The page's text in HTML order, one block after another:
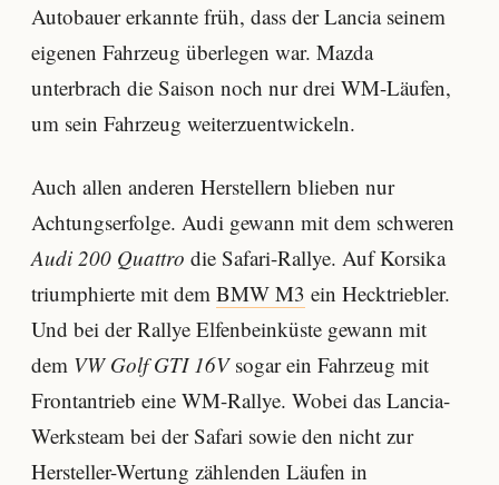
Autobauer erkannte früh, dass der Lancia seinem
eigenen Fahrzeug überlegen war. Mazda
unterbrach die Saison noch nur drei WM-Läufen,
um sein Fahrzeug weiterzuentwickeln.
Auch allen anderen Herstellern blieben nur
Achtungserfolge. Audi gewann mit dem schweren
Audi 200 Quattro die Safari-Rallye. Auf Korsika
triumphierte mit dem BMW M3 ein Hecktriebler.
Und bei der Rallye Elfenbeinküste gewann mit
dem VW Golf GTI 16Vsogar ein Fahrzeug mit
Frontantrieb eine WM-Rallye. Wobei das Lancia-
Werksteam bei der Safari sowie den nicht zur
Hersteller-Wertung zählenden Läufen in